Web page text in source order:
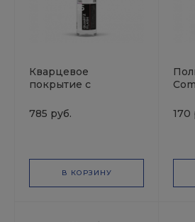
Кварцевое
покрытие с
эффектом и блеском
0,5л SMART QUARTZ
785 руб.
В КОРЗИНУ
170